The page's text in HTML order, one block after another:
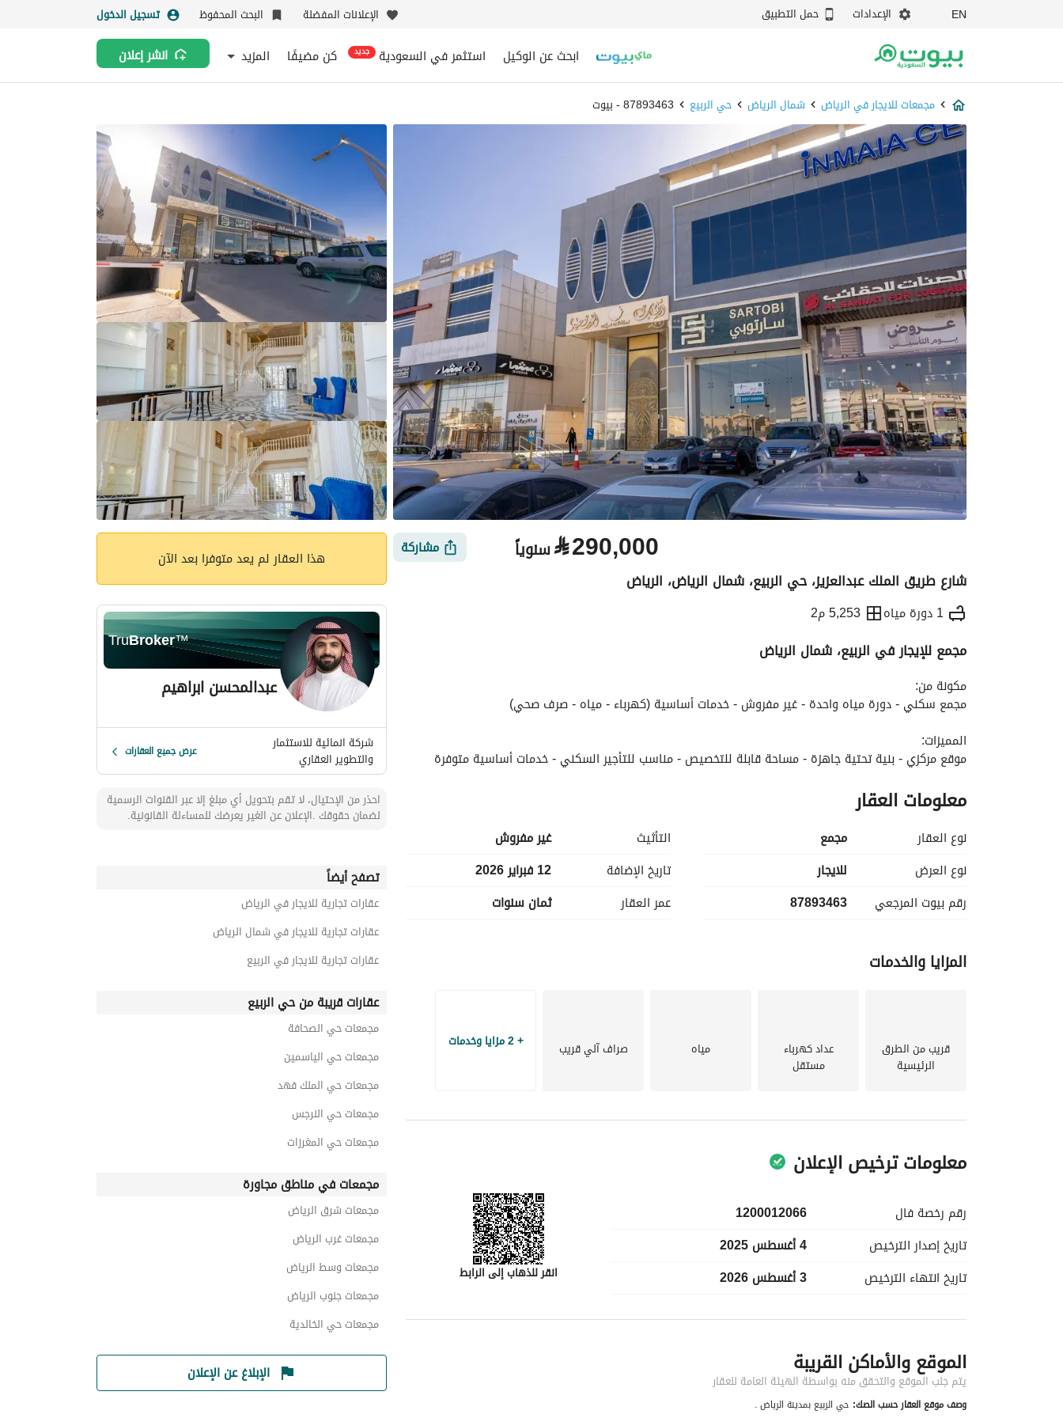
EN الإعدادات حمل التطبيق الإعلانات المفضلة البحث المحفوظ تسجيل الدخول
ابحث عن الوكيل استثمر في السعودية جديد كن مضيفًا المزيد انشر إعلان
مجمعات للايجار في الرياض شمال الرياض حي الربيع 87893463 - بيوت
⃁290,000 سنوياً مشاركة
شارع طريق الملك عبدالعزيز، حي الربيع، شمال الرياض، الرياض
1 دورة مياه 5,253 م2
التفاصيل معلومات ترخيص الإعلان
مجمع للإيجار في الربيع، شمال الرياض
مكونة من:
مجمع سكني - دورة مياه واحدة - غير مفروش - خدمات أساسية (كهرباء - مياه - صرف صحي)
المميزات:
موقع مركزي - بنية تحتية جاهزة - مساحة قابلة للتخصيص - مناسب للتأجير السكني - خدمات أساسية متوفرة
معلومات العقار
نوع العقار
مجمع
نوع العرض
للايجار
رقم بيوت المرجعي
87893463
التأثيث
غير مفروش
تاريخ الإضافة
12 فبراير 2026
عمر العقار
ثمان سنوات
المزايا والخدمات
قريب من الطرق
الرئيسية
عداد كهرباء
مستقل
مياه صراف آلي قريب + 2 مزايا وخدمات
معلومات ترخيص الإعلان
رقم رخصة فال
1200012066
تاريخ إصدار الترخيص
4 أغسطس 2025
تاريخ انتهاء الترخيص 3 أغسطس 2026 انقر للذهاب إلى الرابط
معلومات مسؤول الإعلان
اسم المسؤول -
الموقع والأماكن القريبة
يتم جلب الموقع والتحقق منه بواسطة الهيئة العامة للعقار
وصف موقع العقار حسب الصك: حي الربيع بمدينة الرياض .
هذا العقار لم يعد متوفرا بعد الآن
TruBroker™
عبدالمحسن ابراهيم
شركة انمائية للاستثمار
والتطوير العقاري عرض جميع العقارات
احذر من الإحتيال، لا تقم بتحويل أي مبلغ إلا عبر القنوات الرسمية
لضمان حقوقك .الإعلان عن الغير يعرضك للمساءلة القانونية.
تصفح أيضاً
عقارات تجارية للايجار في الرياض
عقارات تجارية للايجار في شمال الرياض
عقارات تجارية للايجار في الربيع
عقارات قريبة من حي الربيع
مجمعات حي الصحافة
مجمعات حي الياسمين
مجمعات حي الملك فهد
مجمعات حي النرجس
مجمعات حي المغرزات
مجمعات في مناطق مجاورة
مجمعات شرق الرياض
مجمعات غرب الرياض
مجمعات وسط الرياض
مجمعات جنوب الرياض
مجمعات حي الخالدية
الإبلاغ عن الإعلان